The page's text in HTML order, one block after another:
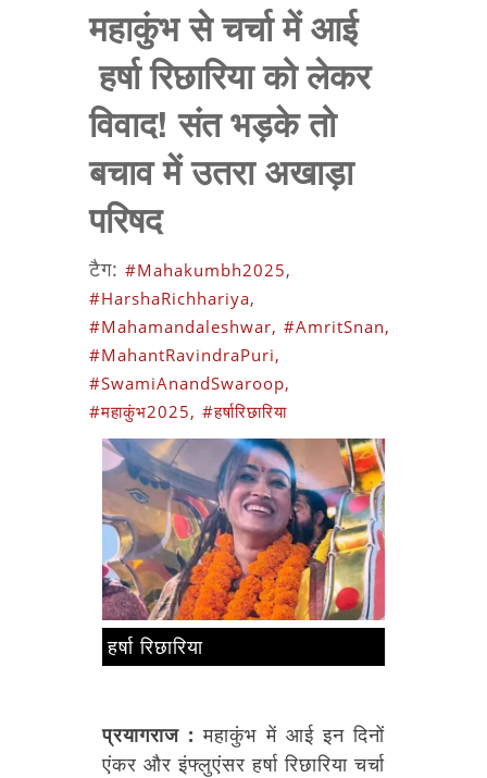
महाकुंभ से चर्चा में आई
हर्षा रिछारिया को लेकर
विवाद! संत भड़के तो
बचाव में उतरा अखाड़ा
परिषद
टैग: #Mahakumbh2025,
#HarshaRichhariya,
#Mahamandaleshwar, #AmritSnan,
#MahantRavindraPuri,
#SwamiAnandSwaroop,
#महाकुंभ2025, #हर्षारिछारिया
हर्षा रिछारिया
प्रयागराज : महाकुंभ में आई इन दिनों
एंकर और इंफ्लुएंसर हर्षा रिछारिया चर्चा